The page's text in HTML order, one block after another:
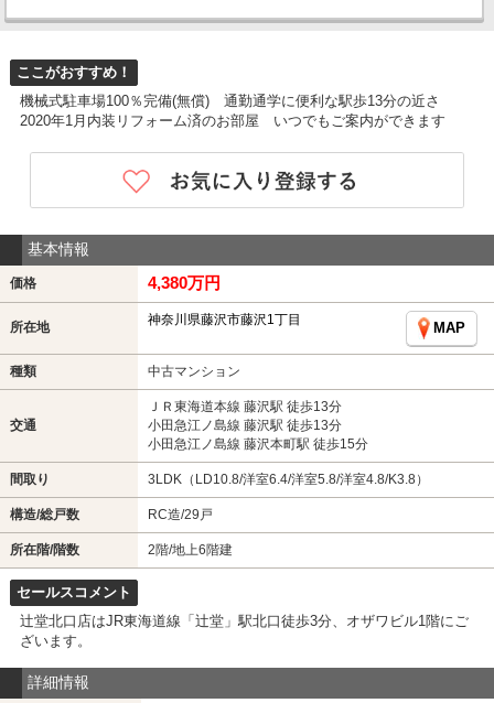
ここがおすすめ！
機械式駐車場100％完備(無償) 通勤通学に便利な駅歩13分の近さ
2020年1月内装リフォーム済のお部屋 いつでもご案内ができます
基本情報
価格 4,380万円
所在地 神奈川県藤沢市藤沢1丁目
MAP
種類 中古マンション
交通
ＪＲ東海道本線 藤沢駅 徒歩13分
小田急江ノ島線 藤沢駅 徒歩13分
小田急江ノ島線 藤沢本町駅 徒歩15分
間取り 3LDK（LD10.8/洋室6.4/洋室5.8/洋室4.8/K3.8）
構造/総戸数 RC造/29戸
所在階/階数 2階/地上6階建
セールスコメント
辻堂北口店はJR東海道線「辻堂」駅北口徒歩3分、オザワビル1階にご
ざいます。
詳細情報